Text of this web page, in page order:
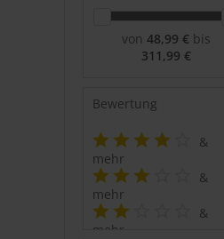
von 48,99 € bis
311,99 €
Bewertung
&
mehr
&
mehr
&
mehr